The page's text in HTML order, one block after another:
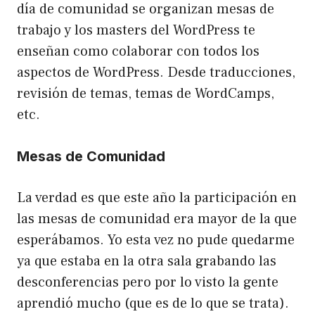
día de comunidad se organizan mesas de
trabajo y los masters del WordPress te
enseñan como colaborar con todos los
aspectos de WordPress. Desde traducciones,
revisión de temas, temas de WordCamps,
etc.
Mesas de Comunidad
La verdad es que este año la participación en
las mesas de comunidad era mayor de la que
esperábamos. Yo esta vez no pude quedarme
ya que estaba en la otra sala grabando las
desconferencias pero por lo visto la gente
aprendió mucho (que es de lo que se trata).